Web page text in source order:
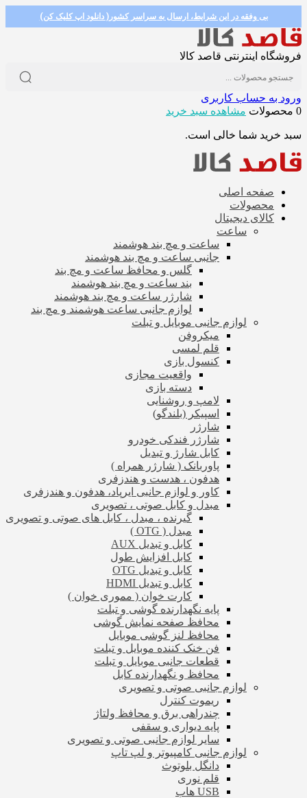
بی وفقه در این شرایط، ارسال به سراسر کشور( دانلود اپ کلیک کن)
فروشگاه اینترنتی قاصد کالا
ورود به حساب کاربری
0 محصولات
مشاهده سبد خرید
سبد خرید شما خالی است.
صفحه اصلی
محصولات
کالای دیجیتال
ساعت
ساعت و مچ بند هوشمند
جانبی ساعت و مچ بند هوشمند
گلس و محافظ ساعت و مچ بند
بند ساعت و مچ بند هوشمند
شارژر ساعت و مچ بند هوشمند
لوازم جانبی ساعت هوشمند و مچ بند
لوازم جانبی موبایل و تبلت
میکروفن
قلم لمسی
کنسول بازی
واقعیت مجازی
دسته بازی
لامپ و روشنایی
اسپیکر (بلندگو)
شارژر
شارژر فندکی خودرو
کابل شارژ و تبدیل
پاوربانک ( شارژر همراه )
هدفون ، هدست و هندزفری
کاور و لوازم جانبی ایرپاد، هدفون و هندزفری
مبدل و کابل صوتی ، تصویری
گیرنده ، مبدل ، کابل های صوتی و تصویری
مبدل ( OTG )
کابل و تبدیل AUX
کابل افزایش طول
کابل و تبدیل OTG
کابل و تبدیل HDMI
کارت خوان ( مموری خوان )
پایه نگهدارنده گوشی و تبلت
محافظ صفحه نمایش گوشی
محافظ لنز گوشی موبایل
فن خنک کننده موبایل و تبلت
قطعات جانبی موبایل و تبلت
محافظ و نگهدارنده کابل
لوازم جانبی صوتی و تصویری
ریموت کنترل
چندراهی برق و محافظ ولتاژ
پایه دیواری و سقفی
سایر لوازم جانبی صوتی و تصویری
لوازم جانبی کامپیوتر و لپ تاپ
دانگل بلوتوث
قلم نوری
USB هاب